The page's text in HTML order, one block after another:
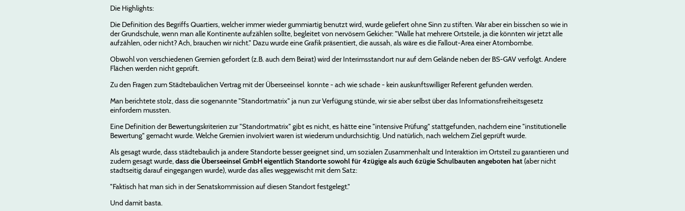
Die Highlights:
Die Definition des Begriffs Quartiers, welcher immer wieder gummiartig benutzt wird, wurde geliefert ohne Sinn zu stiften. War aber ein bisschen so wie in
der Grundschule, wenn man alle Kontinente aufzählen sollte, begleitet von nervösem Gekicher: "Walle hat mehrere Ortsteile, ja die könnten wir jetzt alle
aufzählen, oder nicht? Ach, brauchen wir nicht." Dazu wurde eine Grafik präsentiert, die aussah, als wäre es die Fallout-Area einer Atombombe.
Obwohl von verschiedenen Gremien gefordert (z.B. auch dem Beirat) wird der Interimsstandort nur auf dem Gelände neben der BS-GAV verfolgt. Andere
Flächen werden nicht geprüft.
Zu den Fragen zum Städtebaulichen Vertrag mit der Überseeinsel konnte - ach wie schade - kein auskunftswilliger Referent gefunden werden.
Man berichtete stolz, dass die sogenannte "Standortmatrix" ja nun zur Verfügung stünde, wir sie aber selbst über das Informationsfreiheitsgesetz
einfordern mussten.
Eine Definition der Bewertungskriterien zur "Standortmatrix" gibt es nicht, es hätte eine "intensive Prüfung" stattgefunden, nachdem eine "institutionelle
Bewertung" gemacht wurde. Welche Gremien involviert waren ist wiederum undurchsichtig. Und natürlich, nach welchem Ziel geprüft wurde.
Als gesagt wurde, dass städtebaulich ja andere Standorte besser geeignet sind, um sozialen Zusammenhalt und Interaktion im Ortsteil zu garantieren und
zudem gesagt wurde,dass die Überseeinsel GmbH eigentlich Standorte sowohl für 4zügige als auch 6zügie Schulbauten angeboten hat (aber nicht
stadtseitig darauf eingegangen wurde), wurde das alles weggewischt mit dem Satz:
"Faktisch hat man sich in der Senatskommission auf diesen Standort festgelegt."
Und damit basta.